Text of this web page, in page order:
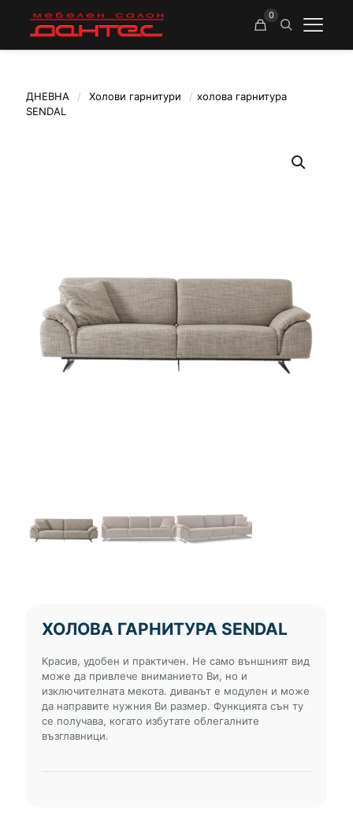
0
ДНЕВНА / Холови гарнитури / холова гарнитура
SENDAL
ХОЛОВА ГАРНИТУРА SENDAL
Красив, удобен и практичен. Не само външният вид
може да привлече вниманието Ви, но и
изключителната мекота. диванът е модулен и може
да направите нужния Ви размер. Функцията сън ту
се получава, когато избутате облегалните
възглавници.